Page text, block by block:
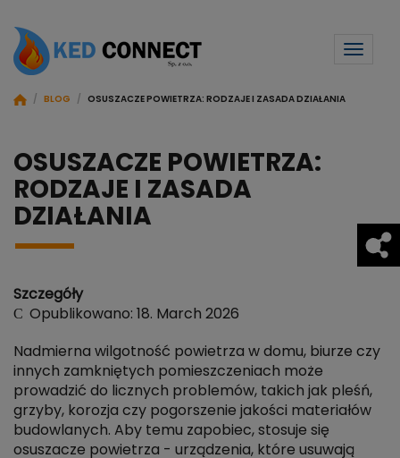
Toggle
/ BLOG / OSUSZACZE POWIETRZA: RODZAJE I ZASADA DZIAŁANIA
OSUSZACZE POWIETRZA:
RODZAJE I ZASADA
DZIAŁANIA
Szczegóły
Opublikowano: 18. March 2026
Nadmierna wilgotność powietrza w domu, biurze czy
innych zamkniętych pomieszczeniach może
prowadzić do licznych problemów, takich jak pleśń,
grzyby, korozja czy pogorszenie jakości materiałów
budowlanych. Aby temu zapobiec, stosuje się
osuszacze powietrza - urządzenia, które usuwają